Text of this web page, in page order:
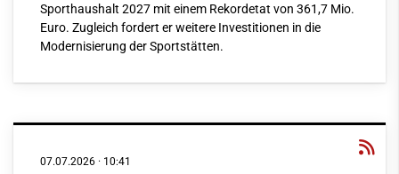
Sporthaushalt 2027 mit einem Rekordetat von 361,7 Mio.
Euro. Zugleich fordert er weitere Investitionen in die
Modernisierung der Sportstätten.
07.07.2026 · 10:41